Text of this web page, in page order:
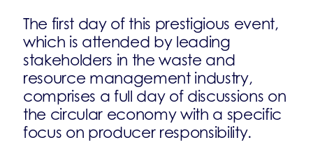
The first day of this prestigious event,
which is attended by leading
stakeholders in the waste and
resource management industry,
comprises a full day of discussions on
the circular economy with a specific
focus on producer responsibility.